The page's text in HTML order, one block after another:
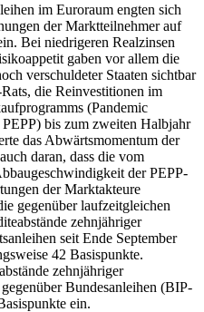
im Euroraum engten sich
der Marktteilnehmer auf
Bei niedrigeren Realzinsen
gaben vor allem die
verschuldeter Staaten sichtbar
die Reinvestitionen im
(Pandemic
PEPP) bis zum zweiten Halbjahr
das Abwärtsmomentum der
daran, dass die vom
derPEPP-
der Marktakteure
gegenüber laufzeitgleichen
zehnjähriger
seit Ende September
42 Basispunkte.
zehnjähriger
Bundesanleihen (BIP-
ein.